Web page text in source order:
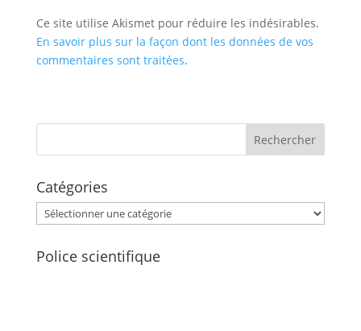
Ce site utilise Akismet pour réduire les indésirables.
En savoir plus sur la façon dont les données de vos
commentaires sont traitées.
Catégories
Catégories
Police scientifique